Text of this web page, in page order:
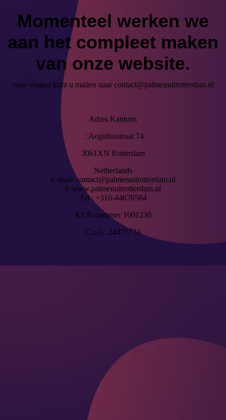
Momenteel werken we
aan het compleet maken
van onze website.
voor vragen kunt u mailen naar contact@palmenuitrotterdam.nl
Adres Kantoor.
: Aegidiusstraat 74
3061XN Rotterdam
Netherlands
E-mail: contact@palmenuitrotterdam.nl
I: www.palmenuitrotterdam.nl
Tel : +316-44670584
KCB-nummer 1001230
C.o.C. 24475734